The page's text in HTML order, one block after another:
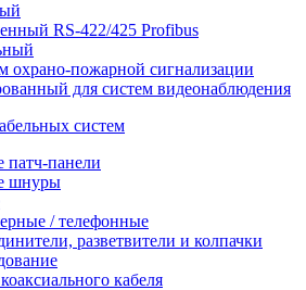
RS-422/425 Profibus
охрано-пожарной сигнализации
для систем видеонаблюдения
систем
панели
шнуры
/ телефонные
разветвители и колпачки
кабеля